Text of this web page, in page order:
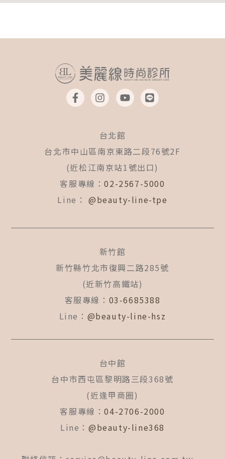
F
a
c
o
k
-
f
I
n
s
a
g
r
a
m
Y
o
u
b
e
L
i
n
台北館
台北市中山區南京東路二段76號2F
(近松江南京站1號出口)
客服專線：02-2567-5000
Line： @beauty-line-tpe
新竹館
新竹縣竹北市復興二路285號
(近新竹高鐵站)
客服專線： 03-6685388
Line： @beauty-line-hsz
台中館
台中市西屯區黎明路三段368號
(近逢甲商圈)
客服專線：04-2706-2000
Line： @beauty-line368